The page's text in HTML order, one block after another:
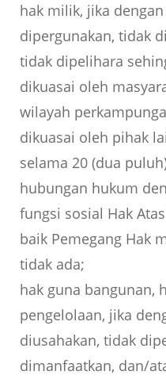
hak milik, jika
dipergunakan, tidak
tidak dipelihara
dikuasai oleh
wilayah
dikuasai oleh pihak
selama 20 (dua
hubungan hukum
fungsi sosial Hak
baik Pemegang Hak
tidak ada;
hak guna bangunan,
pengelolaan, jika
diusahakan, tidak
dimanfaatkan, dan/